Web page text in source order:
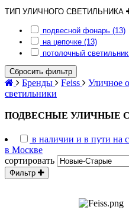
ТИП УЛИЧНОГО СВЕТИЛЬНИКА
подвесной фонарь (13)
на цепочке (13)
потолочный
Сбросить фильтр
Бренды Feiss Уличное
светильники
ПОДВЕСНЫЕ УЛИЧНЫЕ
в наличии и в пути на
в Москве
сортировать
Фильтр